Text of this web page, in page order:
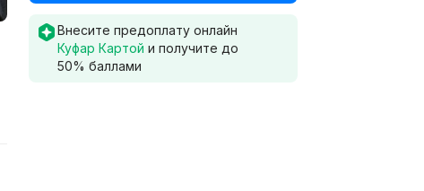
Внесите предоплату онлайн
Куфар Картой и получите до
50% баллами